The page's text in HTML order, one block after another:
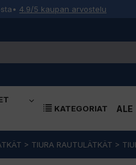
• 4.9/5 kaupan arvostelu
KATEGORIAT ALE
> TIURA RAUTULÄTKÄT >